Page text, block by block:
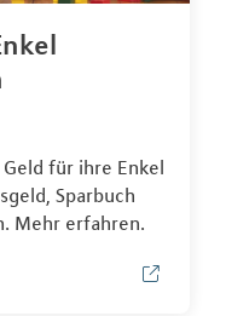
für ihre Enkel
Sparbuch
Mehr erfahren.